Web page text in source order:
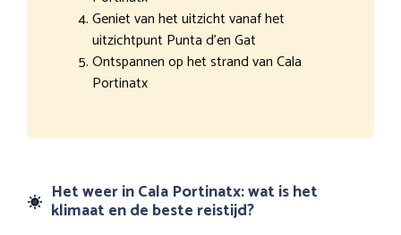
Geniet van het uitzicht vanaf het
uitzichtpunt Punta d’en Gat
Ontspannen op het strand van Cala
Portinatx
Het weer in Cala Portinatx: wat is het
klimaat en de beste reistijd?